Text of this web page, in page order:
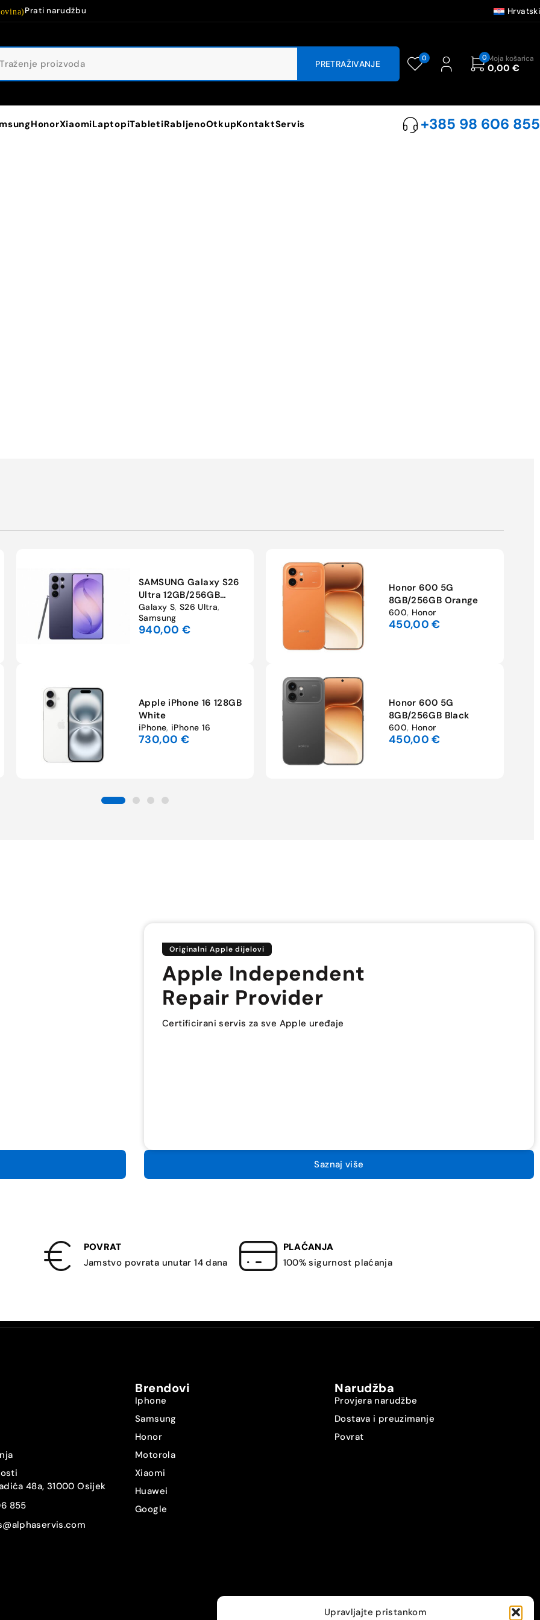
Upravljajte pristankom
Prati narudžbu Hrvatski
0 0 Moja košarica
0,00 €
HonorXiaomiLaptopiTabletiRabljenoOtkupKontaktServis +385 98 606 855
SAMSUNG Galaxy S26
Ultra 12GB/256GB
Cobalt Violet
Galaxy S, S26 Ultra,
Samsung
940,00 €
Apple iPhone 16 128GB
White
iPhone, iPhone 16
730,00 €
Honor 600 5G
8GB/256GB Orange
600, Honor
450,00€
Honor 600 5G
8GB/256GB Black
600, Honor
450,00€
Originalni Apple dijelovi
Apple Independent
Repair Provider
Certificirani servis za sve Apple uređaje
Saznaj više
POVRAT
Jamstvo povrata unutar 14 dana
PLAĆANJA
100% sigurnost plaćanja
48a, 31000 Osijek
855
Brendovi
Iphone
Samsung
Honor
Motorola
Xiaomi
Huawei
Google
Narudžba
Provjera narudžbe
Dostava i preuzimanje
Povrat